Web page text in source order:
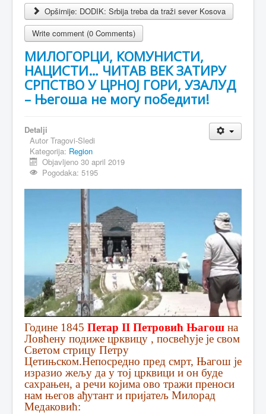
Opširnije: DODIK: Srbija treba da traži sever Kosova
Write comment (0 Comments)
МИЛОГОРЦИ, КОМУНИСТИ,
НАЦИСТИ… ЧИТАВ ВЕК ЗАТИРУ
СРПСТВО У ЦРНОЈ ГОРИ, УЗАЛУД
– Његоша не могу победити!
Detalji
Autor Tragovi-Sledi
Kategorija: Region
Objavljeno 30 april 2019
Pogodaka: 5195
Године 1845 Петар II Петровић Њагош на
Ловћену подиже црквицу , посвећује је свом
Светом стрицу Петру
Цетињском.Непосредно пред смрт, Њагош је
изразио жељу да у тој црквици и он буде
сахрањен, а речи којима ово тражи преноси
нам његов ађутант и пријатељ Милорад
Медаковић: